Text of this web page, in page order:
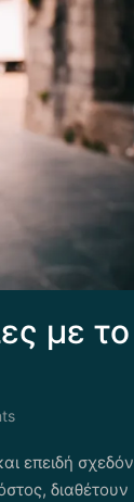
με το
επειδή σχεδόν
διαθέτουν